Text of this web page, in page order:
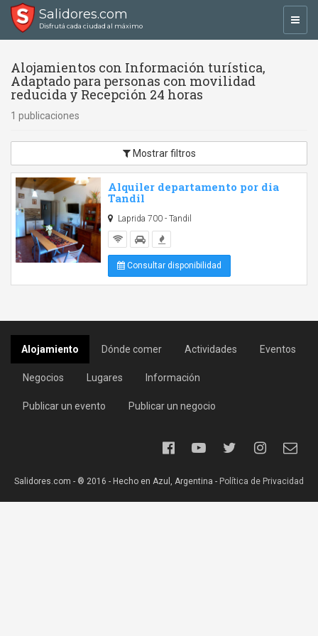
Salidores.com
Disfrutá cada ciudad al máximo
Alojamientos con Información turística,
Adaptado para personas con movilidad
reducida y Recepción 24 horas
1 publicaciones
Mostrar filtros
Alquiler departamento por dia
Tandil
Laprida 700 - Tandil
Consultar disponibilidad
Alojamiento Dónde comer Actividades Eventos
Negocios Lugares Información
Publicar un evento Publicar un negocio
Salidores.com - ® 2016 - Hecho en Azul, Argentina - Política de Privacidad